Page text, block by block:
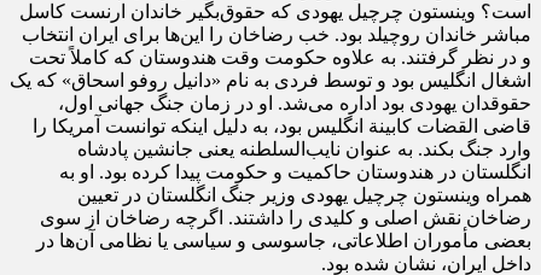
است؟ وینستون چرچیل یهودی که حقوق‌بگیر خاندان ارنست کاسل
مباشر خاندان روچیلد بود. خب رضاخان را این‌ها برای ایران انتخاب
و در نظر گرفتند. به علاوه حکومت وقت هندوستان که کاملاً تحت
اشغال انگلیس بود و توسط فردی به نام «دانیل روفو اسحاق» که یک
حقوقدان یهودی بود اداره می‌شد. او در زمان جنگ جهانی اول،
قاضی القضات کابینة انگلیس بود، به دلیل اینکه توانست آمریکا را
وارد جنگ بکند. به عنوان نایب‌السلطنه یعنی جانشین پادشاه
انگلستان در هندوستان حاکمیت و حکومت پیدا کرده بود. او به
همراه وینستون چرچیل یهودی وزیر جنگ انگلستان در تعیین
رضاخان نقش اصلی و کلیدی را داشتند. اگرچه رضاخان از سوی
بعضی مأموران اطلاعاتی، جاسوسی و سیاسی یا نظامی آن‌ها در
داخل ایران، نشان شده بود.